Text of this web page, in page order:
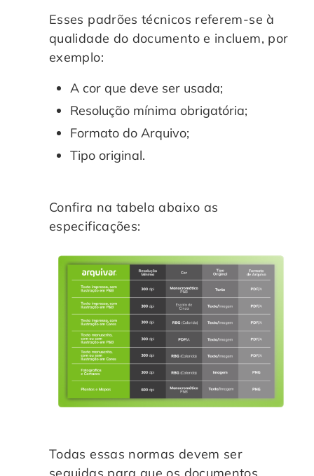
Esses padrões técnicos referem-se à
qualidade do documento e incluem, por
exemplo:
A cor que deve ser usada;
Resolução mínima obrigatória;
Formato do Arquivo;
Tipo original.
Confira na tabela abaixo as
especificações:
Todas essas normas devem ser
seguidas para que os documentos